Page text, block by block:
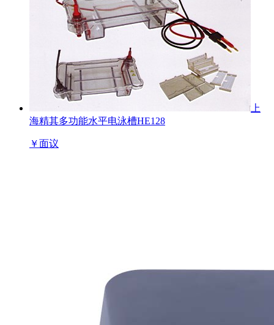
上
海精其多功能水平电泳槽HE128
￥面议